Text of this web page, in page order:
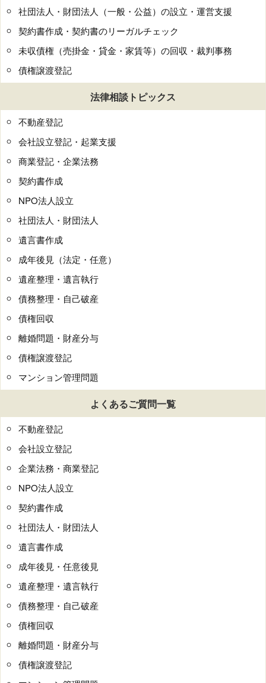
社団法人・財団法人（一般・公益）の設立・運営支援
契約書作成・契約書のリーガルチェック
未収債権（売掛金・貸金・家賃等）の回収・裁判事務
債権譲渡登記
法律相談トピックス
不動産登記
会社設立登記・起業支援
商業登記・企業法務
契約書作成
NPO法人設立
社団法人・財団法人
遺言書作成
成年後見（法定・任意）
遺産整理・遺言執行
債務整理・自己破産
債権回収
離婚問題・財産分与
債権譲渡登記
マンション管理問題
よくあるご質問一覧
不動産登記
会社設立登記
企業法務・商業登記
NPO法人設立
契約書作成
社団法人・財団法人
遺言書作成
成年後見・任意後見
遺産整理・遺言執行
債務整理・自己破産
債権回収
離婚問題・財産分与
債権譲渡登記